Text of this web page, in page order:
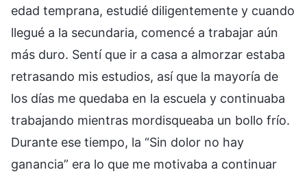
edad temprana, estudié diligentemente y cuando
llegué a la secundaria, comencé a trabajar aún
más duro. Sentí que ir a casa a almorzar estaba
retrasando mis estudios, así que la mayoría de
los días me quedaba en la escuela y continuaba
trabajando mientras mordisqueaba un bollo frío.
Durante ese tiempo, la “Sin dolor no hay
ganancia” era lo que me motivaba a continuar